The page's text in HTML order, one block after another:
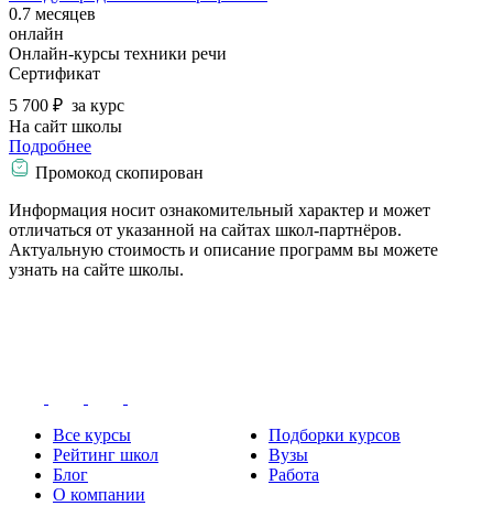
0.7 месяцев
онлайн
Онлайн-курсы техники речи
Сертификат
5 700 ₽ за курс
На сайт школы
Подробнее
Промокод скопирован
Информация носит ознакомительный характер и может
отличаться от указанной на сайтах школ-партнёров.
Актуальную стоимость и описание программ вы можете
узнать на сайте школы.
Все курсы
Подборки курсов
Рейтинг школ
Вузы
Блог
Работа
О компании